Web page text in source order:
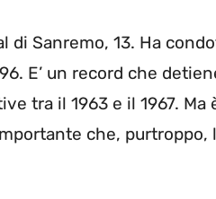
Sanremo, 13. Ha
E’ un record che
tra il 1963 e il 1967. Ma
che, purtroppo,